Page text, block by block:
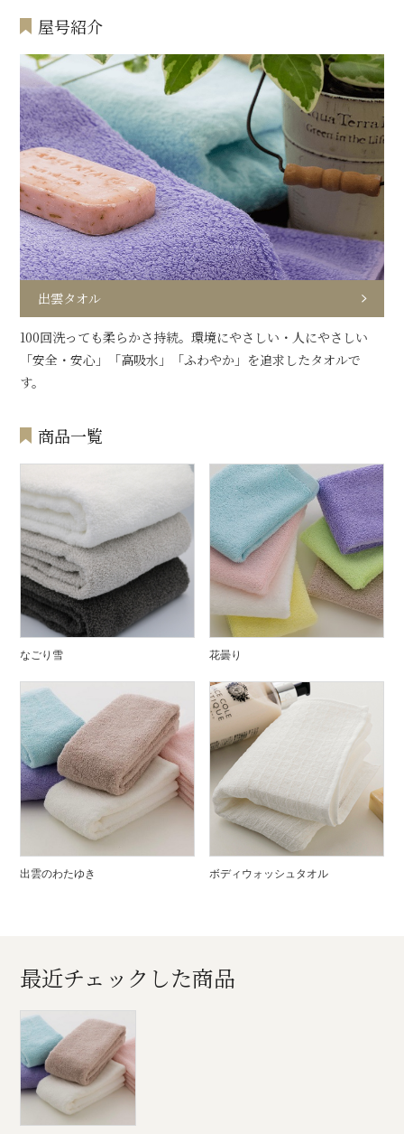
屋号紹介
出雲タオル
100回洗っても柔らかさ持続。環境にやさしい・人にやさしい
「安全・安心」「高吸水」「ふわやか」を追求したタオルで
す。
商品一覧
なごり雪 花曇り
出雲のわたゆき ボディウォッシュタオル
最近チェックした商品